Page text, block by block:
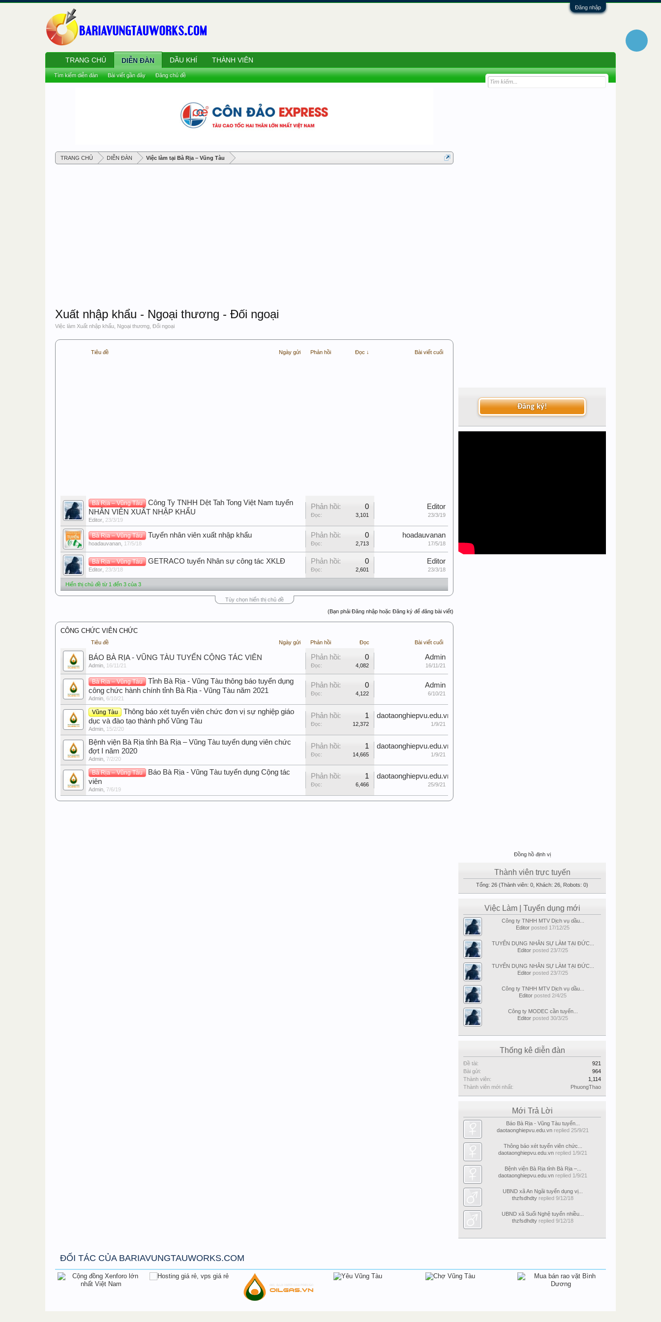
Đăng nhập
TRANG CHỦ DIỄN ĐÀN Việc làm tại Bà Rịa – Vũng Tàu
Xuất nhập khẩu - Ngoại thương - Đối ngoại
Việc làm Xuất nhập khẩu, Ngoại thương, Đối ngoại
Tiêu đề Ngày gửi Phản hồi Đọc ↓ Bài viết cuối
Bà Rịa – Vũng Tàu
Công Ty TNHH Dệt Tah Tong Việt Nam tuyển
NHÂN VIÊN XUẤT NHẬP KHẨU
Editor, 23/3/19
Phản hồi: 0
Đọc: 3,101
Editor
23/3/19
Bà Rịa – Vũng Tàu Tuyển nhân viên xuất nhập khẩu
hoadauvanan, 17/5/18
Phản hồi: 0
Đọc: 2,713
hoadauvanan
17/5/18
Bà Rịa – Vũng Tàu GETRACO tuyển Nhân sự công tác XKLĐ
Editor, 23/3/18
Phản hồi: 0
Đọc: 2,601
Editor
23/3/18
Hiển thị chủ đề từ 1 đến 3 của 3
Tùy chọn hiển thị chủ đề
(Bạn phải Đăng nhập hoặc Đăng ký để đăng bài viết)
CÔNG CHỨC VIÊN CHỨC
Tiêu đề Ngày gửi Phản hồi Đọc Bài viết cuối
BÁO BÀ RỊA - VŨNG TÀU TUYỂN CỘNG TÁC VIÊN
Admin, 16/11/21
Phản hồi: 0
Đọc: 4,082
Admin
16/11/21
Bà Rịa – Vũng Tàu
Tỉnh Bà Rịa - Vũng Tàu thông báo tuyển dụng
công chức hành chính tỉnh Bà Rịa - Vũng Tàu năm 2021
Admin, 6/10/21
Phản hồi: 0
Đọc: 4,122
Admin
6/10/21
Vũng Tàu
Thông báo xét tuyển viên chức đơn vị sự nghiệp giáo
dục và đào tạo thành phố Vũng Tàu
Admin, 15/2/20
Phản hồi: 1
Đọc: 12,372
daotaonghiepvu.edu.vn
1/9/21
Bệnh viện Bà Rịa tỉnh Bà Rịa – Vũng Tàu tuyển dụng viên chức
đợt I năm 2020
Admin, 7/2/20
Phản hồi: 1
Đọc: 14,665
daotaonghiepvu.edu.vn
1/9/21
Bà Rịa – Vũng Tàu
Báo Bà Rịa - Vũng Tàu tuyển dụng Cộng tác
viên
Admin, 7/6/19
Phản hồi: 1
Đọc: 6,466
daotaonghiepvu.edu.vn
25/9/21
Đăng ký!
Đồng hồ định vị
Thành viên trực tuyến
Tổng: 26 (Thành viên: 0, Khách: 26, Robots: 0)
Việc Làm | Tuyển dụng mới
Công ty TNHH MTV Dịch vụ dầu...
Editor posted 17/12/25
TUYỂN DỤNG NHÂN SỰ LÀM TẠI ĐỨC...
Editor posted 23/7/25
TUYỂN DỤNG NHÂN SỰ LÀM TẠI ĐỨC...
Editor posted 23/7/25
Công ty TNHH MTV Dịch vụ dầu...
Editor posted 2/4/25
Công ty MODEC cần tuyển...
Editor posted 30/3/25
Thống kê diễn đàn
Đề tài:
921
Bài gửi:
964
Thành viên:
1,114
Thành viên mới nhất:
PhuongThao
Mới Trả Lời
Báo Bà Rịa - Vũng Tàu tuyển...
daotaonghiepvu.edu.vn replied 25/9/21
Thông báo xét tuyển viên chức...
daotaonghiepvu.edu.vn replied 1/9/21
Bệnh viện Bà Rịa tỉnh Bà Rịa –...
daotaonghiepvu.edu.vn replied 1/9/21
UBND xã An Ngãi tuyển dụng vị...
thzfsdhdty replied 9/12/18
UBND xã Suối Nghệ tuyển nhiều...
thzfsdhdty replied 9/12/18
ĐỐI TÁC CỦA BARIAVUNGTAUWORKS.COM
TRANG CHỦ DIỄN ĐÀN
Tìm kiếm diễn đàn Bài viết gần đây Đăng chủ đề
DẦU KHÍ THÀNH VIÊN